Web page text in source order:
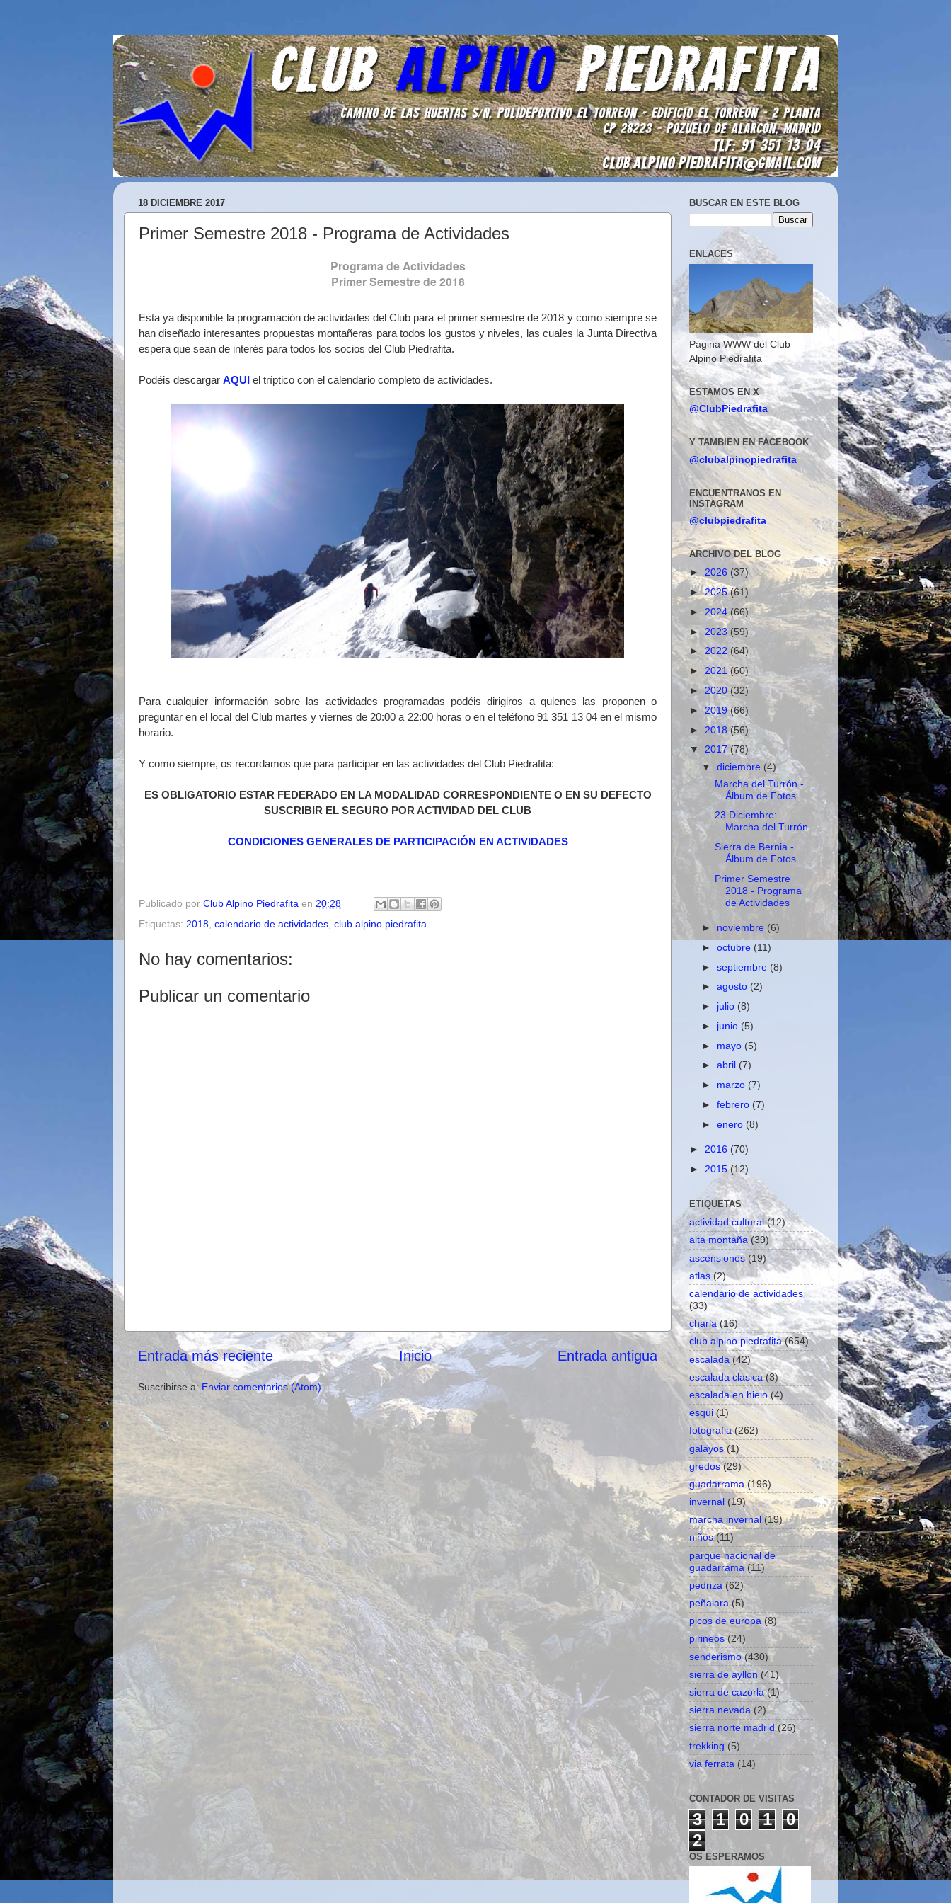
18 DICIEMBRE 2017
Primer Semestre 2018 - Programa de Actividades
Programa de Actividades
Primer Semestre de 2018
Esta ya disponible la programación de actividades del Club para el primer semestre de 2018 y como siempre se
han diseñado interesantes propuestas montañeras para todos los gustos y niveles, las cuales la Junta Directiva
espera que sean de interés para todos los socios del Club Piedrafita.
Podéis descargar AQUI el tríptico con el calendario completo de actividades.
Para cualquier información sobre las actividades programadas podéis dirigiros a quienes las proponen o
preguntar en el local del Club martes y viernes de 20:00 a 22:00 horas o en el teléfono 91 351 13 04 en el mismo
horario.
Y como siempre, os recordamos que para participar en las actividades del Club Piedrafita:
ES OBLIGATORIO ESTAR FEDERADO EN LA MODALIDAD CORRESPONDIENTE O EN SU DEFECTO
SUSCRIBIR EL SEGURO POR ACTIVIDAD DEL CLUB
CONDICIONES GENERALES DE PARTICIPACIÓN EN ACTIVIDADES
Publicado por Club Alpino Piedrafita en 20:28
Etiquetas: 2018 calendario de actividades club alpino piedrafita
No hay comentarios:
Publicar un comentario
Entrada más reciente Entrada antigua
Inicio
Suscribirse a: Enviar comentarios (Atom)
BUSCAR EN ESTE BLOG
ENLACES
Página WWW del Club
Alpino Piedrafita
ESTAMOS EN X
@ClubPiedrafita
Y TAMBIEN EN FACEBOOK
@clubalpinopiedrafita
ENCUENTRANOS EN
INSTAGRAM
@clubpiedrafita
ARCHIVO DEL BLOG
► 2026 (37)
►2025(61)
► 2024(66)
►2023(59)
► 2022 (64)
► 2021(60)
►2020(32)
►2019(66)
► 2018(56)
▼ 2017(78)
▼diciembre (4)
Marcha del Turrón -
Álbum de Fotos
23 Diciembre:
Marcha del Turrón
Sierra de Bernia -
Álbum de Fotos
Primer Semestre
2018 - Programa
de Actividades
► noviembre (6)
►octubre (11)
►septiembre (8)
►agosto (2)
► julio (8)
► junio (5)
► mayo (5)
►abril (7)
► marzo (7)
►febrero (7)
►enero (8)
► 2016 (70)
► 2015(12)
ETIQUETAS
actividad cultural (12)
alta montaña (39)
ascensiones (19)
atlas (2)
calendario de actividades
(33)
charla (16)
club alpino piedrafita (654)
escalada (42)
escalada clasica (3)
escalada en hielo (4)
esqui (1)
fotografia (262)
galayos (1)
gredos (29)
guadarrama (196)
invernal (19)
marcha invernal (19)
niños (11)
parque nacional de
guadarrama (11)
pedriza (62)
peñalara (5)
picos de europa (8)
pirineos (24)
senderismo (430)
sierra de ayllon (41)
sierra de cazorla (1)
sierra nevada (2)
sierra norte madrid (26)
trekking (5)
via ferrata (14)
CONTADOR DE VISITAS
3 1 0 1
0
2
OS ESPERAMOS